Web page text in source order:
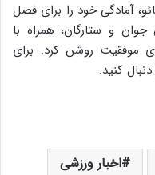
آمادگی خود را برای فصل
جوان و ستارگان، همراه با
موفقیت روشن کرد. برای
دنبال کنید.
اخبار ورزشی